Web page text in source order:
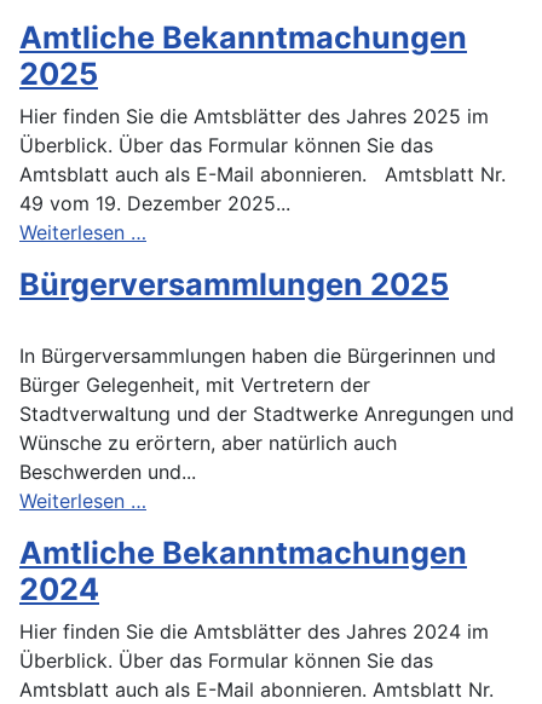
Amtliche Bekanntmachungen
2025
Hier finden Sie die Amtsblätter des Jahres 2025 im
Überblick. Über das Formular können Sie das
Amtsblatt auch als E-Mail abonnieren. Amtsblatt Nr.
49 vom 19. Dezember 2025...
Weiterlesen …
Bürgerversammlungen 2025
In Bürgerversammlungen haben die Bürgerinnen und
Bürger Gelegenheit, mit Vertretern der
Stadtverwaltung und der Stadtwerke Anregungen und
Wünsche zu erörtern, aber natürlich auch
Beschwerden und...
Weiterlesen …
Amtliche Bekanntmachungen
2024
Hier finden Sie die Amtsblätter des Jahres 2024 im
Überblick. Über das Formular können Sie das
Amtsblatt auch als E-Mail abonnieren. Amtsblatt Nr.